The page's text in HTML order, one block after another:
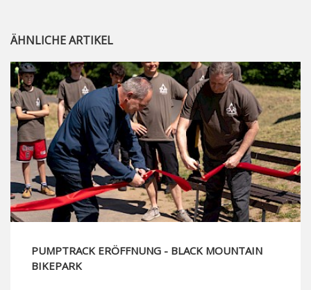
ÄHNLICHE ARTIKEL
PUMPTRACK ERÖFFNUNG - BLACK MOUNTAIN
BIKEPARK